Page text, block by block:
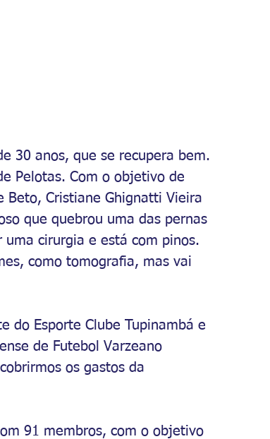
30 anos, que se recupera bem.
Pelotas. Com o objetivo de
Beto, Cristiane Ghignatti Vieira
que quebrou uma das pernas
cirurgia e está com pinos.
como tomografia, mas vai
do Esporte Clube Tupinambá e
de Futebol Varzeano
os gastos da
91 membros, com o objetivo